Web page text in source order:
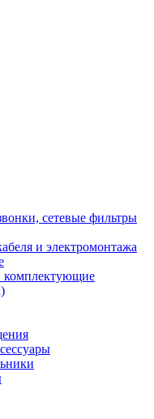
сетевые фильтры
и электромонтажа
комплектующие